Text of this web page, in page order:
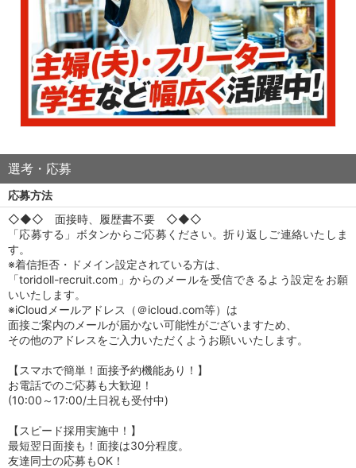
選考・応募
応募方法
◇◆◇ 面接時、履歴書不要 ◇◆◇
「応募する」ボタンからご応募ください。折り返しご連絡いたしま
す。
※着信拒否・ドメイン設定されている方は、
「toridoll-recruit.com」からのメールを受信できるよう設定をお願
いいたします。
※iCloudメールアドレス（＠icloud.com等）は
面接ご案内のメールが届かない可能性がございますため、
その他のアドレスをご入力いただくようお願いいたします。
【スマホで簡単！面接予約機能あり！】
お電話でのご応募も大歓迎！
(10:00～17:00/土日祝も受付中)
【スピード採用実施中！】
最短翌日面接も！面接は30分程度。
友達同士の応募もOK！